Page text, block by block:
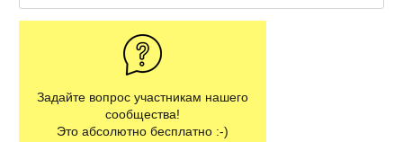
Задайте вопрос участникам нашего
сообщества!
Это абсолютно бесплатно :-)